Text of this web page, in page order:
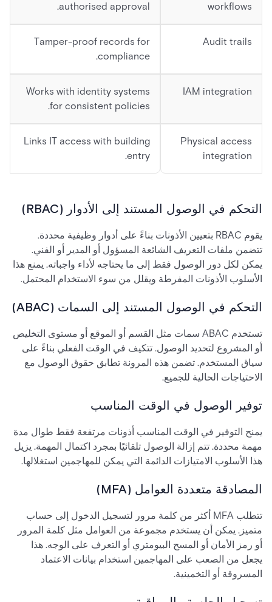
workflows
authorised approval.
Audit trails
Tamper-proof records for
compliance.
IAM integration
Works with identity systems
for consistent policies.
Physical access
integration
Links IT access with building
entry.
التحكم في الوصول المستند إلى الأدوار (RBAC)
يقوم RBAC بتعيين الأذونات بناءً على أدوار وظيفية محددة.
تتضمن ملفات التعريف الشائعة المسؤول أو المدير أو الفني.
يمكن لكل دور الوصول فقط إلى ما يحتاجه لأداء واجباته. يمنع هذا
الأسلوب الأذونات المفرطة ويقلل من سوء الاستخدام المحتمل.
التحكم في الوصول المستند إلى السمات (ABAC)
تستخدم ABAC سمات مثل القسم أو الموقع أو مستوى التخليص
أو المشروع لتحديد الوصول. تتكيف في الوقت الفعلي بناءً على
سياق المستخدم. تضمن هذه المرونة تطابق حقوق الوصول مع
الاحتياجات الحالية للجميع.
توفير الوصول في الوقت المناسب
يمنح التوفير في الوقت المناسب أذونات مرتفعة فقط طوال مدة
مهمة محددة. تتم إزالة الوصول تلقائيًا بمجرد اكتمال المهمة. يزيل
هذا الأسلوب الامتيازات الدائمة التي يمكن للمهاجمين استغلالها.
المصادقة متعددة العوامل (MFA)
تتطلب MFA أكثر من كلمة مرور لتسجيل الدخول إلى حساب
متميز. يمكن أن يستخدم مجموعة من العوامل مثل كلمة المرور
أو رمز الأمان أو المسح البيومتري أو التعرف على الوجه. هذا
يجعل من الصعب على المهاجمين استخدام بيانات الاعتماد
المسروقة أو التخمينية.